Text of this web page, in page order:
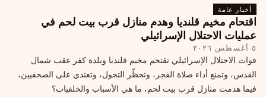
أخبار عامة
اقتحام مخيم قلنديا وهدم منازل قرب بيت لحم في
عمليات الاحتلال الإسرائيلي
٥ أغسطس ٢٠٢٦
قوات الاحتلال الإسرائيلي تقتحم مخيم قلنديا وبلدة كفر عقب شمال
القدس، وتمنع أداء صلاة الفجر، وتحظّر التجول، وتعتدي على الصحفيين،
فيما هدمت منازل قرب بيت لحم، ما هي الأسباب والخلفيات؟